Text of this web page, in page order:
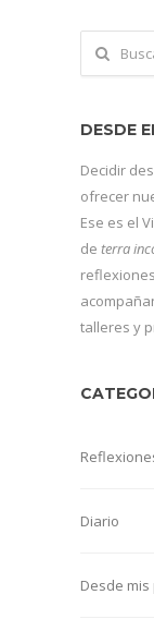
DESDE
Decidir
ofrecer
Ese es el
de terra
talleres y
Diario
Desde